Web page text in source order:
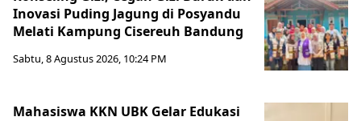
Inovasi Puding Jagung di Posyandu
Melati Kampung Cisereuh Bandung
Sabtu, 8 Agustus 2026, 10:24 PM
Mahasiswa KKN UBK Gelar Edukasi